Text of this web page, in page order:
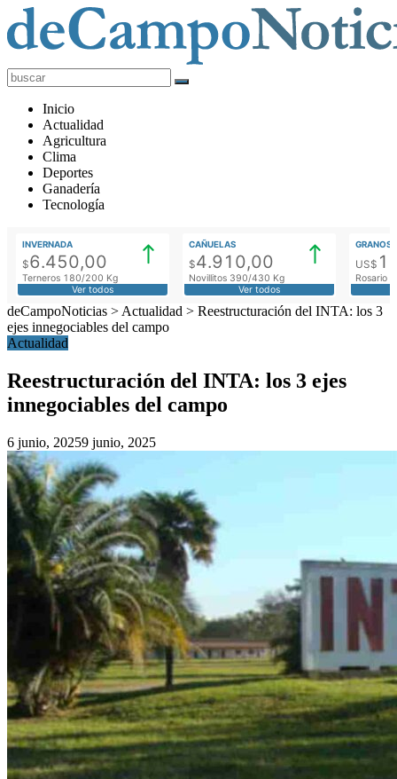
deCampoNoticias
Actualidad
Agropecuaria
Inicio
Actualidad
Agricultura
Clima
Deportes
Ganadería
Tecnología
INVERNADA
$6.450,00
Terneros 180/200 Kg
Ver todos
CAÑUELAS
$4.910,00
Novillitos 390/430 Kg
Ver todos
GRANOS
US$
Rosario
deCampoNoticias > Actualidad > Reestructuración del INTA: los 3
ejes innegociables del campo
Actualidad
Reestructuración del INTA: los 3 ejes
innegociables del campo
6 junio, 20259 junio, 2025